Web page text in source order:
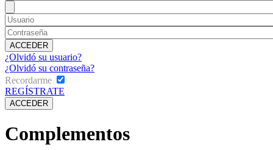
¿Olvidó su usuario?
¿Olvidó su contraseña?
Recordarme
REGÍSTRATE
Complementos